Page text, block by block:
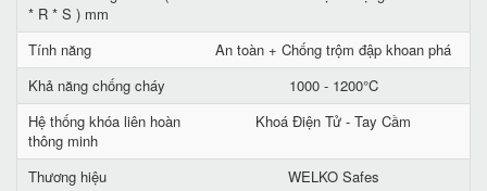
* R * S ) mm
Tính năng
An toàn + Chống trộm đập khoan phá
Khả năng chống cháy
1000 - 1200°C
Hệ thống khóa liên hoàn
thông minh
Khoá Điện Tử - Tay Cầm
Thương hiệu
WELKO Safes